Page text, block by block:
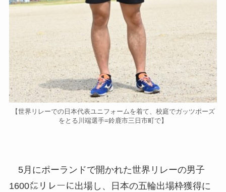
【世界リレーでの日本代表ユニフォームを着て、校庭でガッツポーズ
をとる川端選手=鈴鹿市三日市町で】
5月にポーランドで開かれた世界リレーの男子
1600㍍リレーに出場し、日本の五輪出場枠獲得に